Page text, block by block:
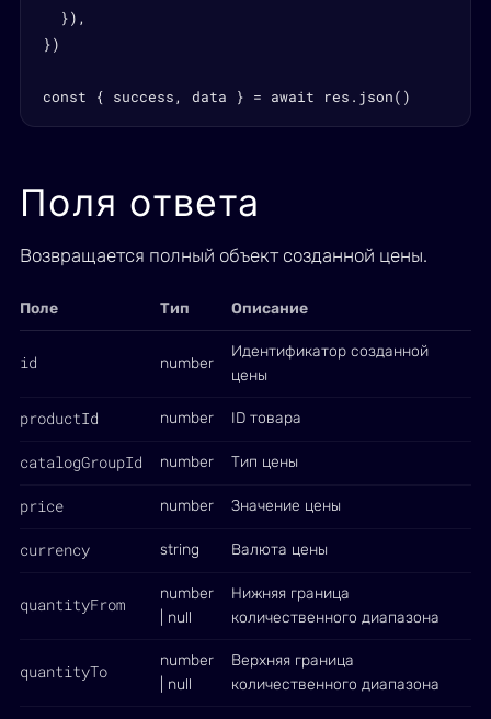
  }),
})
const { success, data } = await res.json()
Поля ответа
Возвращается полный объект созданной цены.
Поле Тип Описание
id number
Идентификатор созданной
цены
productId number ID товара
catalogGroupId number Тип цены
price number Значение цены
currency string Валюта цены
quantityFrom
number
| null
Нижняя граница
количественного диапазона
quantityTo
number
| null
Верхняя граница
количественного диапазона